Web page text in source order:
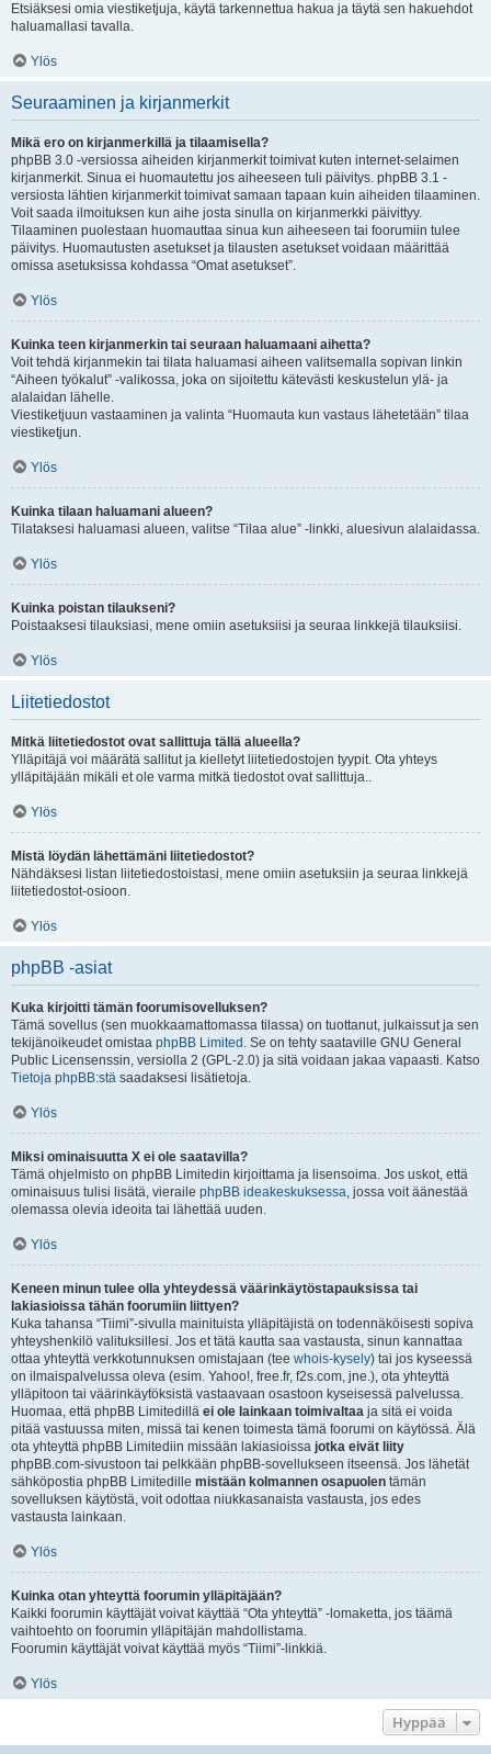
Etsiäksesi omia viestiketjuja, käytä tarkennettua hakua ja täytä sen hakuehdot
haluamallasi tavalla.
Ylös
Seuraaminen ja kirjanmerkit
Mikä ero on kirjanmerkillä ja tilaamisella?
phpBB 3.0 -versiossa aiheiden kirjanmerkit toimivat kuten internet-selaimen
kirjanmerkit. Sinua ei huomautettu jos aiheeseen tuli päivitys. phpBB 3.1 -
versiosta lähtien kirjanmerkit toimivat samaan tapaan kuin aiheiden tilaaminen.
Voit saada ilmoituksen kun aihe josta sinulla on kirjanmerkki päivittyy.
Tilaaminen puolestaan huomauttaa sinua kun aiheeseen tai foorumiin tulee
päivitys. Huomautusten asetukset ja tilausten asetukset voidaan määrittää
omissa asetuksissa kohdassa “Omat asetukset”.
Ylös
Kuinka teen kirjanmerkin tai seuraan haluamaani aihetta?
Voit tehdä kirjanmekin tai tilata haluamasi aiheen valitsemalla sopivan linkin
“Aiheen työkalut” -valikossa, joka on sijoitettu kätevästi keskustelun ylä- ja
alalaidan lähelle.
Viestiketjuun vastaaminen ja valinta “Huomauta kun vastaus lähetetään” tilaa
viestiketjun.
Ylös
Kuinka tilaan haluamani alueen?
Tilataksesi haluamasi alueen, valitse “Tilaa alue” -linkki, aluesivun alalaidassa.
Ylös
Kuinka poistan tilaukseni?
Poistaaksesi tilauksiasi, mene omiin asetuksiisi ja seuraa linkkejä tilauksiisi.
Ylös
Liitetiedostot
Mitkä liitetiedostot ovat sallittuja tällä alueella?
Ylläpitäjä voi määrätä sallitut ja kielletyt liitetiedostojen tyypit. Ota yhteys
ylläpitäjään mikäli et ole varma mitkä tiedostot ovat sallittuja..
Ylös
Mistä löydän lähettämäni liitetiedostot?
Nähdäksesi listan liitetiedostoistasi, mene omiin asetuksiin ja seuraa linkkejä
liitetiedostot-osioon.
Ylös
phpBB -asiat
Kuka kirjoitti tämän foorumisovelluksen?
Tämä sovellus (sen muokkaamattomassa tilassa) on tuottanut, julkaissut ja sen
tekijänoikeudet omistaa phpBB Limited . Se on tehty saataville GNU General
Public Licensenssin, versiolla 2 (GPL-2.0) ja sitä voidaan jakaa vapaasti. Katso
Tietoja phpBB:stä saadaksesi lisätietoja.
Ylös
Miksi ominaisuutta X ei ole saatavilla?
Tämä ohjelmisto on phpBB Limitedin kirjoittama ja lisensoima. Jos uskot, että
ominaisuus tulisi lisätä, vieraile phpBB ideakeskuksessa, jossa voit äänestää
olemassa olevia ideoita tai lähettää uuden.
Ylös
Keneen minun tulee olla yhteydessä väärinkäytöstapauksissa tai
lakiasioissa tähän foorumiin liittyen?
Kuka tahansa “Tiimi”-sivulla mainituista ylläpitäjistä on todennäköisesti sopiva
yhteyshenkilö valituksillesi. Jos et tätä kautta saa vastausta, sinun kannattaa
ottaa yhteyttä verkkotunnuksen omistajaan (tee whois-kysely) tai jos kyseessä
on ilmaispalvelussa oleva (esim. Yahoo!, free.fr, f2s.com, jne.), ota yhteyttä
ylläpitoon tai väärinkäytöksistä vastaavaan osastoon kyseisessä palvelussa.
Huomaa, että phpBB Limitedillä ei ole lainkaan toimivaltaa ja sitä ei voida
pitää vastuussa miten, missä tai kenen toimesta tämä foorumi on käytössä. Älä
ota yhteyttä phpBB Limitediin missään lakiasioissa jotka eivät liity
phpBB.com-sivustoon tai pelkkään phpBB-sovellukseen itseensä. Jos lähetät
sähköpostia phpBB Limitedille mistään kolmannen osapuolen tämän
sovelluksen käytöstä, voit odottaa niukkasanaista vastausta, jos edes
vastausta lainkaan.
Ylös
Kuinka otan yhteyttä foorumin ylläpitäjään?
Kaikki foorumin käyttäjät voivat käyttää “Ota yhteyttä” -lomaketta, jos täämä
vaihtoehto on foorumin ylläpitäjän mahdollistama.
Foorumin käyttäjät voivat käyttää myös “Tiimi”-linkkiä.
Ylös
Hyppää